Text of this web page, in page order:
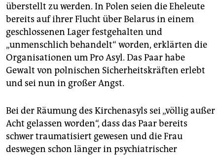
überstellt zu werden. In Polen seien die Eheleute
bereits auf ihrer Flucht über Belarus in einem
geschlossenen Lager festgehalten und
„unmenschlich behandelt“ worden, erklärten die
Organisationen um Pro Asyl. Das Paar habe
Gewalt von polnischen Sicherheitskräften erlebt
und sei nun in großer Angst.
Bei der Räumung des Kirchenasyls sei „völlig außer
Acht gelassen worden“, dass das Paar bereits
schwer traumatisiert gewesen und die Frau
deswegen schon länger in psychiatrischer